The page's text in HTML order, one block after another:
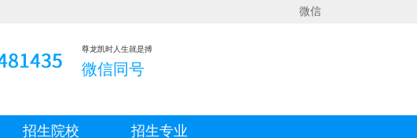
微信
尊龙凯时人生就是搏
微信同号
招生院校 招生专业